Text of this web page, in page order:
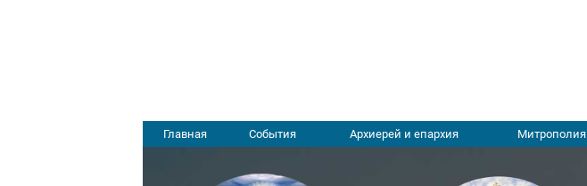
Главная События Архиерей и епархия Митрополия